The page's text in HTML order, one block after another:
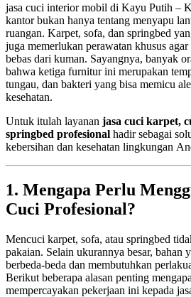
jasa cuci interior mobil di Kayu Putih –
kantor bukan hanya tentang menyapu
ruangan. Karpet, sofa, dan springbed
juga memerlukan perawatan khusus
bebas dari kuman. Sayangnya, banyak
bahwa ketiga furnitur ini merupakan
tungau, dan bakteri yang bisa memicu
kesehatan.
Untuk itulah layanan jasa cuci karpet,
springbed profesional hadir sebagai
kebersihan dan kesehatan lingkungan
1. Mengapa Perlu
Cuci Profesional?
Mencuci karpet, sofa, atau springbed
pakaian. Selain ukurannya besar, bahan
berbeda-beda dan membutuhkan
Berikut beberapa alasan penting
mempercayakan pekerjaan ini kepada